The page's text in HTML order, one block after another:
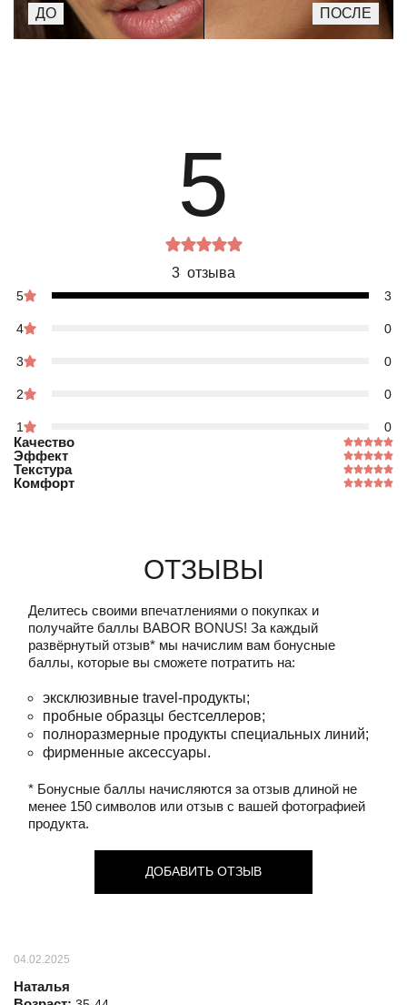
5
3 отзыва
5 3
4 0
3 0
2 0
1 0
Качество
Эффект
Текстура
Комфорт
Отзывы
Делитесь своими впечатлениями о покупках и
получайте баллы BABOR BONUS! За каждый
развёрнутый отзыв* мы начислим вам бонусные
баллы, которые вы сможете потратить на:
эксклюзивные travel-продукты;
пробные образцы бестселлеров;
полноразмерные продукты специальных линий;
фирменные аксессуары.
* Бонусные баллы начисляются за отзыв длиной не
менее 150 символов или отзыв с вашей фотографией
продукта.
ДОБАВИТЬ ОТЗЫВ
04.02.2025
Наталья